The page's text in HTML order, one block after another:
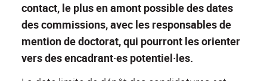
contact, le plus en amont possible des dates
des commissions, avec les responsables de
mention de doctorat, qui pourront les orienter
vers des encadrant·es potentiel·les.